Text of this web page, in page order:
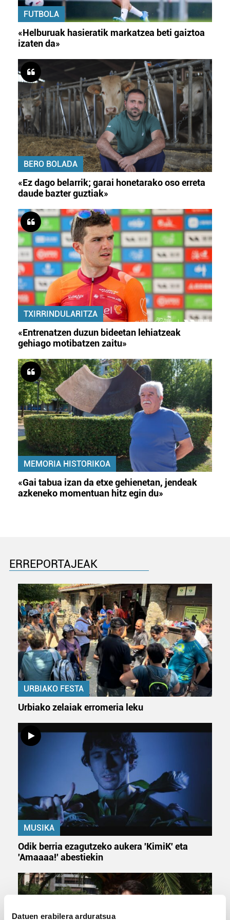
Datuen erabilera arduratsua
FUTBOLA
«Helburuak hasieratik markatzea beti gaiztoa
izaten da»
BERO BOLADA
«Ez dago belarrik; garai honetarako oso erreta
daude bazter guztiak»
TXIRRINDULARITZA
«Entrenatzen duzun bideetan lehiatzeak
gehiago motibatzen zaitu»
MEMORIA HISTORIKOA
«Gai tabua izan da etxe gehienetan, jendeak
azkeneko momentuan hitz egin du»
ERREPORTAJEAK
URBIAKO FESTA
Urbiako zelaiak erromeria leku
MUSIKA
Odik berria ezagutzeko aukera 'KimiK' eta
'Amaaaa!' abestiekin